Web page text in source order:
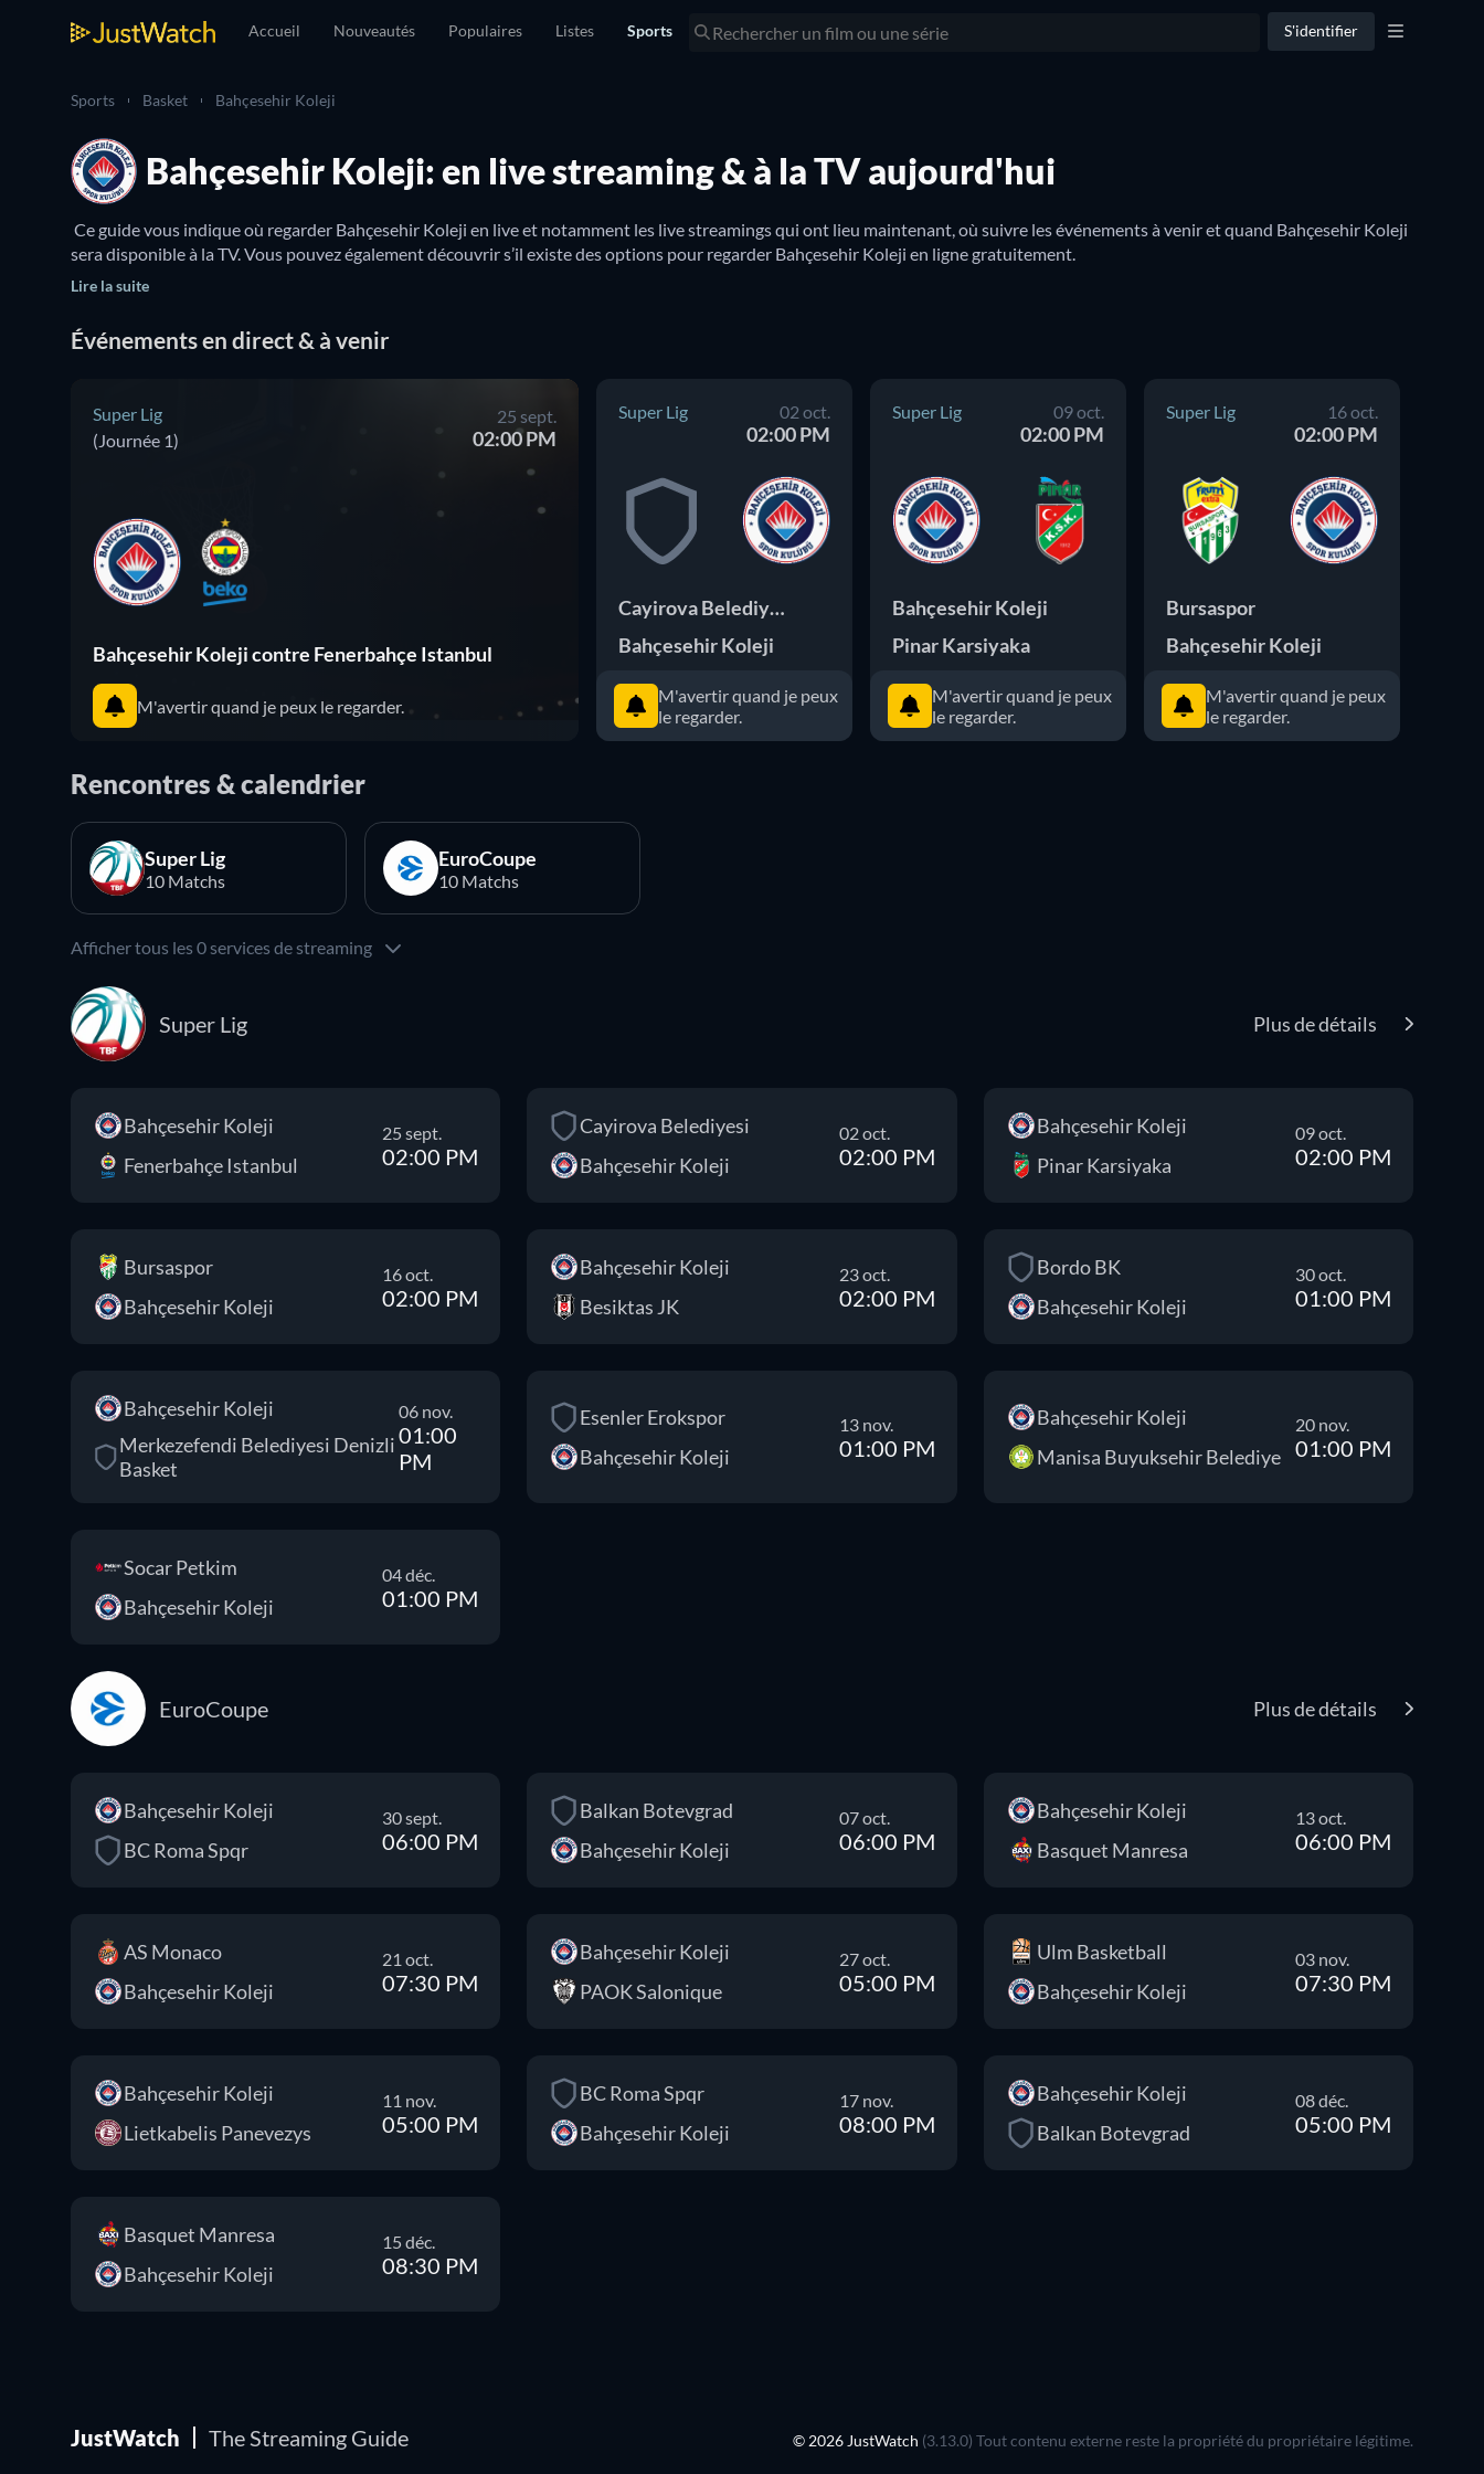
Accueil Nouveautés Populaires Listes Sports S'identifier
Sports Basket Bahçesehir Koleji
Bahçesehir Koleji: en live streaming & à la TV aujourd'hui
Ce guide vous indique où regarder Bahçesehir Koleji en live et notamment les live streamings qui ont lieu maintenant, où suivre les événements à venir et quand Bahçesehir Koleji
Lire la suite
Événements en direct & à venir
Super Lig
(Journée 1)
25 sept.
02:00 PM
Bahçesehir Koleji contre Fenerbahçe Istanbul
M'avertir quand je peux le regarder.
Super Lig 02 oct.
02:00 PM
Cayirova Belediyesi
Bahçesehir Koleji
M'avertir quand je peux
le regarder.
Super Lig 09 oct.
02:00 PM
Bahçesehir Koleji
Pinar Karsiyaka
M'avertir quand je peux
le regarder.
Super Lig 16 oct.
02:00 PM
Bursaspor
Bahçesehir Koleji
M'avertir quand je peux
le regarder.
Rencontres & calendrier
Super Lig
10 Matchs
EuroCoupe
10 Matchs
Afficher tous les 0 services de streaming
Super Lig Plus de détails
Bahçesehir Koleji
Fenerbahçe Istanbul
25 sept.
02:00 PM
Cayirova Belediyesi
Bahçesehir Koleji
02 oct.
02:00 PM
Bahçesehir Koleji
Pinar Karsiyaka
09 oct.
02:00 PM
Bursaspor
Bahçesehir Koleji
16 oct.
02:00 PM
Bahçesehir Koleji
Besiktas JK
23 oct.
02:00 PM
Bordo BK
Bahçesehir Koleji
30 oct.
01:00 PM
Bahçesehir Koleji
Merkezefendi Belediyesi Denizli
Basket
06 nov.
01:00
PM
Esenler Erokspor
Bahçesehir Koleji
13 nov.
01:00 PM
Bahçesehir Koleji
Manisa Buyuksehir Belediye
20 nov.
01:00 PM
Socar Petkim
Bahçesehir Koleji
04 déc.
01:00 PM
EuroCoupe Plus de détails
Bahçesehir Koleji
BC Roma Spqr
30 sept.
06:00 PM
Balkan Botevgrad
Bahçesehir Koleji
07 oct.
06:00 PM
Bahçesehir Koleji
Basquet Manresa
13 oct.
06:00 PM
AS Monaco
Bahçesehir Koleji
21 oct.
07:30 PM
Bahçesehir Koleji
PAOK Salonique
27 oct.
05:00 PM
Ulm Basketball
Bahçesehir Koleji
03 nov.
07:30 PM
Bahçesehir Koleji
Lietkabelis Panevezys
11 nov.
05:00 PM
BC Roma Spqr
Bahçesehir Koleji
17 nov.
08:00 PM
Bahçesehir Koleji
Balkan Botevgrad
08 déc.
05:00 PM
Basquet Manresa
Bahçesehir Koleji
15 déc.
08:30 PM
JustWatch The Streaming Guide © 2026 JustWatch (3.13.0) Tout contenu externe reste la propriété du propriétaire légitime.